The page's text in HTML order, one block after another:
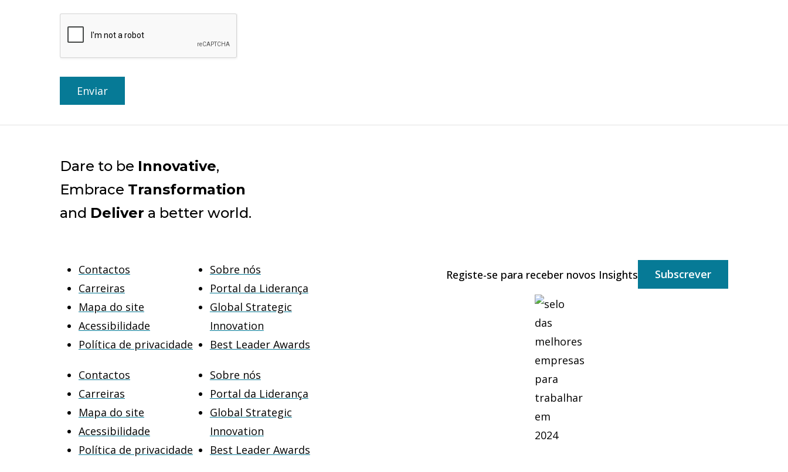
Enviar
Dare to be Innovative,
Embrace Transformation
and Deliver a better world.
Contactos
Carreiras
Mapa do site
Acessibilidade
Política de privacidade
Sobre nós
Portal da Liderança
Global Strategic
Innovation
Best Leader Awards
Contactos
Carreiras
Mapa do site
Acessibilidade
Política de privacidade
Sobre nós
Portal da Liderança
Global Strategic
Innovation
Best Leader Awards
Registe-se para receber novos Insights Subscrever